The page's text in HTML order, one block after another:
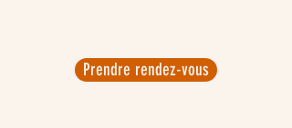
Prendre rendez-vous